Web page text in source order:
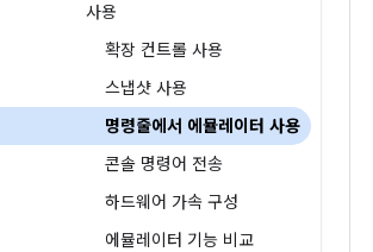
사용
확장 컨트롤 사용
스냅샷 사용
명령줄에서 에뮬레이터 사용
콘솔 명령어 전송
하드웨어 가속 구성
에뮬레이터 기능 비교